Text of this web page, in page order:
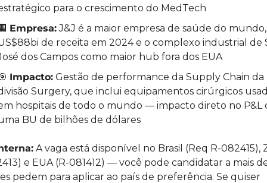
para o crescimento do MedTech
Empresa: J&J é a maior empresa de saúde do
de receita em 2024 e o complexo industrial de
dos Campos como maior hub fora dos EUA
Impacto: Gestão de performance da Supply Chain da
Surgery, que inclui equipamentos cirúrgicos
hospitais de todo o mundo — impacto direto no P&L
BU de bilhões de dólares
A vaga está disponível no Brasil (Req R-082415),
e EUA (R-081412) — você pode candidatar a mais
pedem para aplicar ao país de preferência. Se quiser